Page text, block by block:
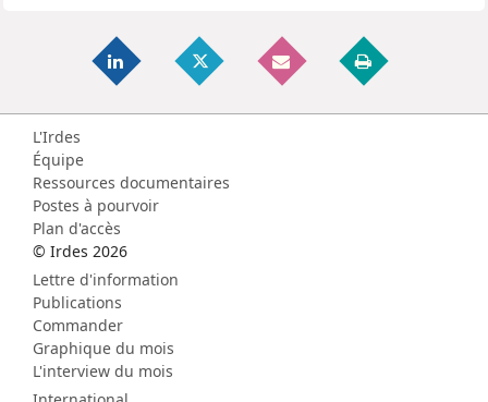
L'Irdes
Équipe
Ressources documentaires
Postes à pourvoir
Plan d'accès
© Irdes 2026
Lettre d'information
Publications
Commander
Graphique du mois
L'interview du mois